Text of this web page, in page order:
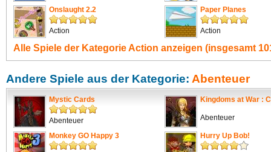
Onslaught 2.2
Action
Paper Planes
Action
Alle Spiele der KategorieAction anzeigen (insgesamt
Andere Spiele aus der Kategorie: Abenteuer
Mystic Cards
Abenteuer
Kingdoms at War :
Abenteuer
Monkey GO Happy 3 Hurry Up Bob!